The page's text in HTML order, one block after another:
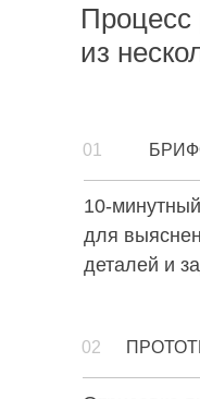
Процесс
из
01
10-
для
деталей и
02